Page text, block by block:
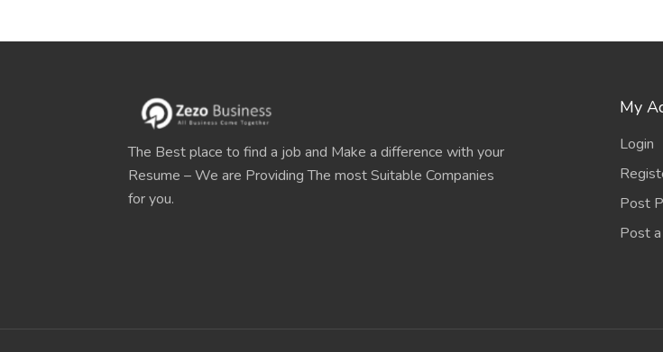
The Best place to find a job and Make a difference with your
Resume – We are Providing The most Suitable Companies
for you.
My
Login
Post
Post a